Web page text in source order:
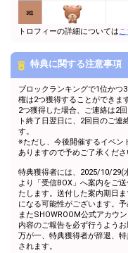
トロフィーの詳細については
特典に関する注意事項
ブロックランキングで1位かつ
権は2つ獲得することができます
2つ獲得した場合、ご連絡は2
ト終了日翌日に、2回目のご
す。
※ただし、今後開催するイベン
ありますので予めご了承くださ
特典獲得者には、2025/10/29(
より「受信BOX」へ案内をご
たします。送付した案内期日
になる可能性がございます。予
またSHOWROOM公式アカウ
内容のご報告を必ず行うようお
万が一、特典獲得者が辞退、
されます。